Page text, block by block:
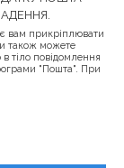
вам прикріплювати
також можете
тіло повідомлення
"Пошта". При